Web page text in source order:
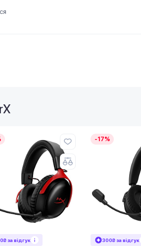
за відгук
-17%
300₴ за відгук